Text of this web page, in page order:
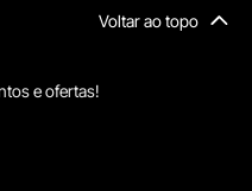
Voltar ao topo
e ofertas!